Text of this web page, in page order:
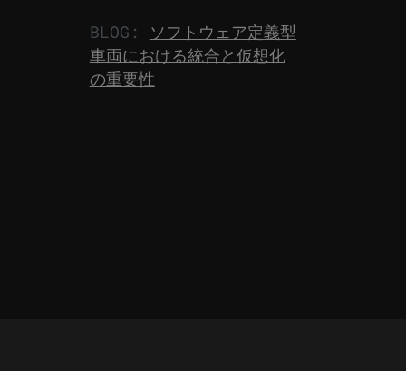
BLOG:
ソフトウェア定義型
車両における統合と仮想化
の重要性